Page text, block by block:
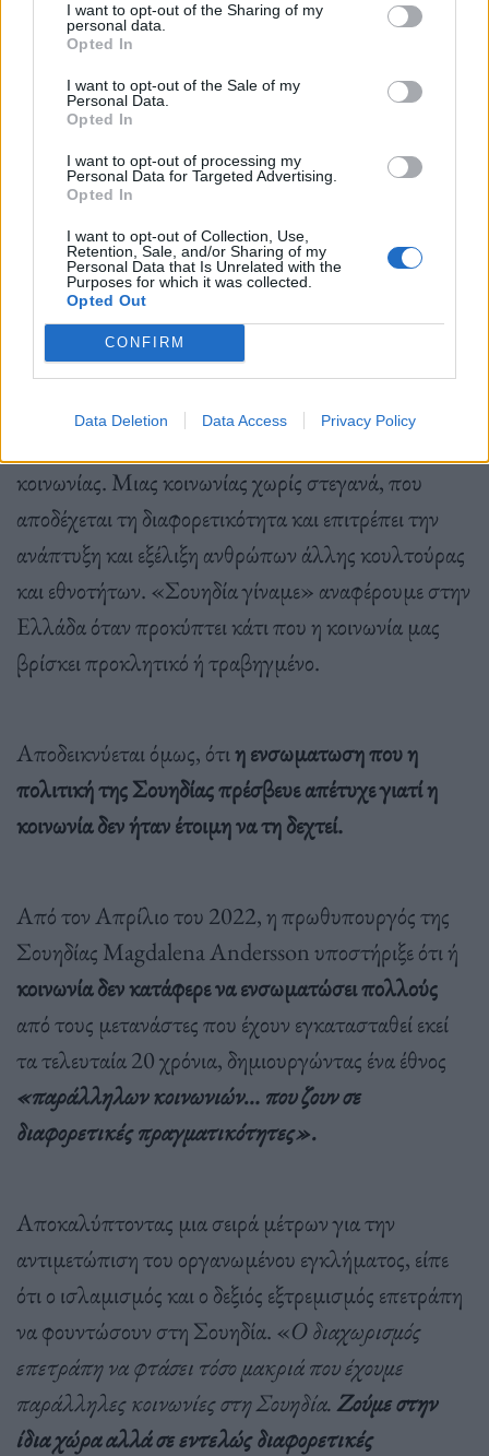
I want to opt-out of the Sharing of my
personal data.
Opted In
I want to opt-out of the Sale of my
Personal Data.
Opted In
I want to opt-out of processing my
Personal Data for Targeted Advertising.
Opted In
I want to opt-out of Collection, Use,
Retention, Sale, and/or Sharing of my
Personal Data that Is Unrelated with the
Purposes for which it was collected.
Opted Out
CONFIRM
Data Deletion Data Access Privacy Policy
«Η αφομοίωση,ωστόσο, αναφέρεται συγκεκριμένα
συμμορφωθεί με την πλειοψηφία. Τα άτομα με
μεταναστευτικό παρελθόν ή προερχόμενα από
εθνικές μειονότητες, είναι εκτεθειμένα σε
διαφορετικές κουλτούρες και ενδέχεται να
δυσκολευτούν με τη νέα κουλτούρα ή να παλεύουν να
βρουν έναν τρόπο για να προσαρμοστούν στο νέο
κοινωνικό πλαίσιο».
Στο μυαλό των περισσότερων νοτιοερυωπαιων, η
κοινωνίας. Μιας κοινωνίας χωρίς στεγανά, που
αποδέχεται τη διαφορετικότητα και επιτρέπει την
ανάπτυξη και εξέλιξη ανθρώπων άλλης κουλτούρας
και εθνοτήτων. «Σουηδία γίναμε» αναφέρουμε στην
Ελλάδα όταν προκύπτει κάτι που η κοινωνία μας
βρίσκει προκλητικό ή τραβηγμένο.
Αποδεικνύεται όμως, ότιη ενσωματωση που η
πολιτική της Σουηδίας πρέσβευε απέτυχε γιατί η
κοινωνία δεν ήταν έτοιμη να τη δεχτεί.
Από τον Απρίλιο του 2022, η πρωθυπουργός της
Σουηδίας Magdalena Andersson υποστήριξε ότι ή
κοινωνία δεν κατάφερε να ενσωματώσει πολλούς
από τους μετανάστες που έχουν εγκατασταθεί εκεί
τα τελευταία 20 χρόνια, δημιουργώντας ένα έθνος
«παράλληλων κοινωνιών… που ζουν σε
διαφορετικές πραγματικότητες».
Αποκαλύπτοντας μια σειρά μέτρων για την
αντιμετώπιση του οργανωμένου εγκλήματος, είπε
ότι ο ισλαμισμός και ο δεξιός εξτρεμισμός επετράπη
να φουντώσουν στη Σουηδία. «Ο διαχωρισμός
επετράπη να φτάσει τόσο μακριά που έχουμε
παράλληλες κοινωνίες στη Σουηδία.Ζούμε στην
ίδια χώρα αλλά σε εντελώς διαφορετικές